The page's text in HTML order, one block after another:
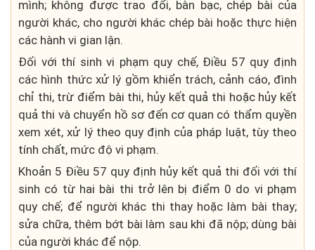
mình; không được trao đổi, bàn bạc, chép bài của
người khác, cho người khác chép bài hoặc thực hiện
các hành vi gian lận.
Đối với thí sinh vi phạm quy chế, Điều 57 quy định
các hình thức xử lý gồm khiển trách, cảnh cáo, đình
chỉ thi, trừ điểm bài thi, hủy kết quả thi hoặc hủy kết
quả thi và chuyển hồ sơ đến cơ quan có thẩm quyền
xem xét, xử lý theo quy định của pháp luật, tùy theo
tính chất, mức độ vi phạm.
Khoản 5 Điều 57 quy định hủy kết quả thi đối với thí
sinh có từ hai bài thi trở lên bị điểm 0 do vi phạm
quy chế; để người khác thi thay hoặc làm bài thay;
sửa chữa, thêm bớt bài làm sau khi đã nộp; dùng bài
của người khác để nộp.